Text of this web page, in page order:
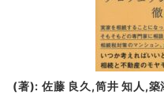
(著): 佐藤 良久,筒井 知人,